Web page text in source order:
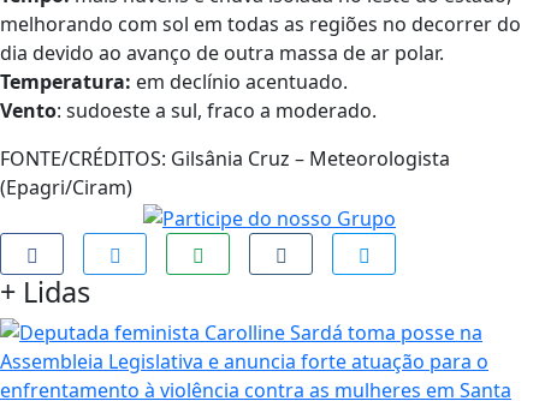
melhorando com sol em todas as regiões no decorrer do
dia devido ao avanço de outra massa de ar polar.
Temperatura: em declínio acentuado.
Vento: sudoeste a sul, fraco a moderado.
FONTE/CRÉDITOS: Gilsânia Cruz – Meteorologista
(Epagri/Ciram)
+ Lidas